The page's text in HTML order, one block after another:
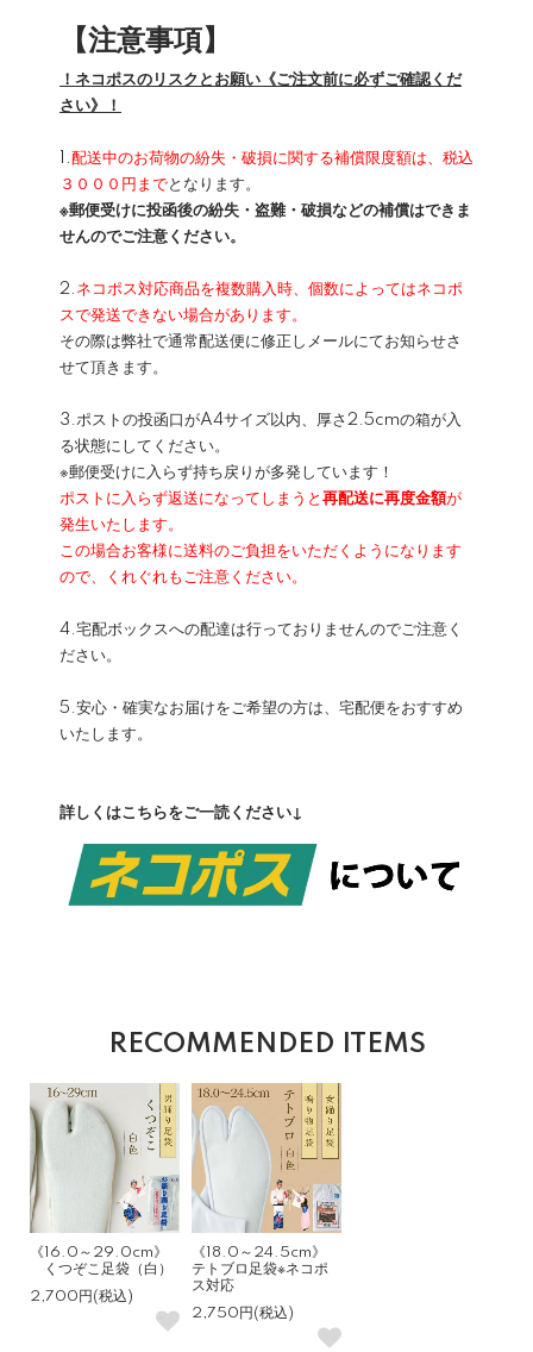
【注意事項】
！ネコポスのリスクとお願い《ご注文前に必ずご確認くだ
さい》！
1.配送中のお荷物の紛失・破損に関する補償限度額は、税込
３０００円までとなります。
※郵便受けに投函後の紛失・盗難・破損などの補償はできま
せんのでご注意ください。
2. ネコポス対応商品を複数購入時、個数によってはネコポ
スで発送できない場合があります。
その際は弊社で通常配送便に修正しメールにてお知らせさ
せて頂きます。
3.ポストの投函口がA4サイズ以内、厚さ2.5cmの箱が入
る状態にしてください。
※郵便受けに入らず持ち戻りが多発しています！
ポストに入らず返送になってしまうと 再配送に再度金額が
発生いたします。
この場合お客様に送料のご負担をいただくようになります
ので、くれぐれもご注意ください。
4.宅配ボックスへの配達は行っておりませんのでご注意く
ださい。
5.安心・確実なお届けをご希望の方は、宅配便をおすすめ
いたします。
詳しくはこちらをご一読ください↓
RECOMMENDED ITEMS
《16.0～29.0cm》
くつぞこ足袋（白）
2,700円(税込)
《18.0～24.5cm》
テトブロ足袋※ネコポ
ス対応
2,750円(税込)